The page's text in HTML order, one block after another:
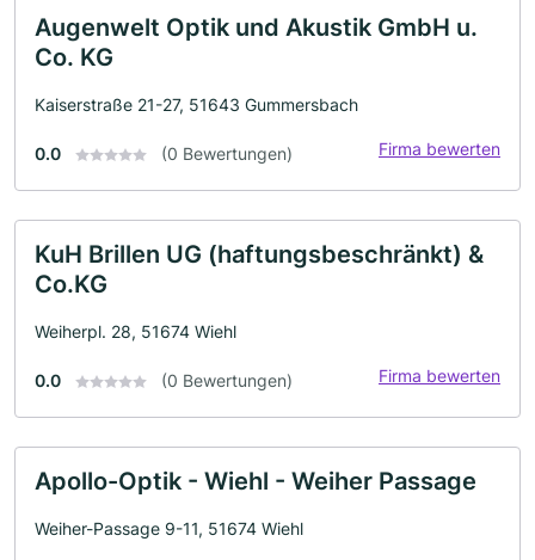
Augenwelt Optik und Akustik GmbH u.
Co. KG
Kaiserstraße 21-27, 51643 Gummersbach
0.0 (0 Bewertungen) Firma bewerten
KuH Brillen UG (haftungsbeschränkt) &
Co.KG
Weiherpl. 28, 51674 Wiehl
0.0 (0 Bewertungen) Firma bewerten
Apollo-Optik - Wiehl - Weiher Passage
Weiher-Passage 9-11, 51674 Wiehl